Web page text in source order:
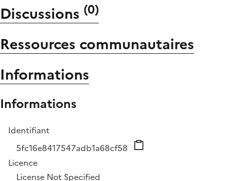
Discussions (0)
Ressources communautaires
Informations
Informations
Identifiant
5fc16e8417547adb1a68cf58
Licence
License Not Specified